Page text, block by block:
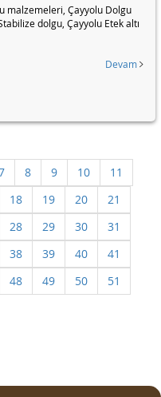
malzemeleri, Çayyolu Dolgu
dolgu, Çayyolu Etek altı
Devam
8 9 10
11
18 19 20
21
28 29 30
31
38 39 40
41
48 49 50
51